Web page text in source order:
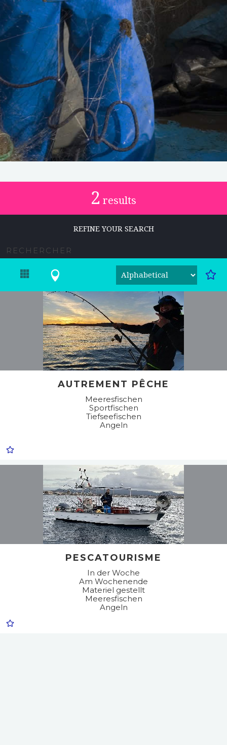
2 results
REFINE YOUR SEARCH
AUTREMENT PÊCHE
Meeresfischen
Sportfischen
Tiefseefischen
Angeln
PESCATOURISME
In der Woche
Am Wochenende
Materiel gestellt
Meeresfischen
Angeln